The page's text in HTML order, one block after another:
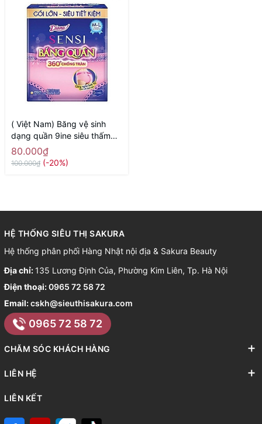
( Việt Nam) Băng vệ sinh
dạng quần 9ine siêu thấm
hút gói 5 quần
80.000₫
100.000₫ (-20%)
HỆ THỐNG SIÊU THỊ SAKURA
Hệ thống phân phối Hàng Nhật nội địa & Sakura Beauty
Địa chỉ: 135 Lương Định Của, Phường Kim Liên, Tp. Hà Nội
Điện thoại:0965 72 58 72
Email:cskh@sieuthisakura.com
0965 72 58 72
CHĂM SÓC KHÁCH HÀNG
LIÊN HỆ
LIÊN KẾT